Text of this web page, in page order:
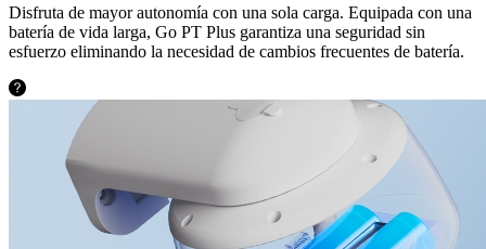
Disfruta de mayor autonomía con una sola carga. Equipada con una
batería de vida larga, Go PT Plus garantiza una seguridad sin
esfuerzo eliminando la necesidad de cambios frecuentes de batería.